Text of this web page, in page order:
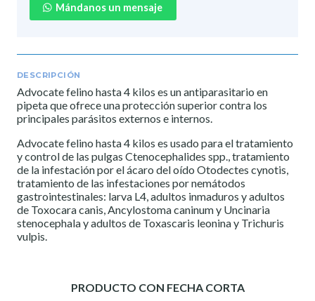
Mándanos un mensaje
DESCRIPCIÓN
Advocate felino hasta 4 kilos es un antiparasitario en
pipeta que ofrece una protección superior contra los
principales parásitos externos e internos.
Advocate felino hasta 4 kilos es usado para el tratamiento
y control de las pulgas Ctenocephalides spp., tratamiento
de la infestación por el ácaro del oído Otodectes cynotis,
tratamiento de las infestaciones por nemátodos
gastrointestinales: larva L4, adultos inmaduros y adultos
de Toxocara canis, Ancylostoma caninum y Uncinaria
stenocephala y adultos de Toxascaris leonina y Trichuris
vulpis.
PRODUCTO CON FECHA CORTA